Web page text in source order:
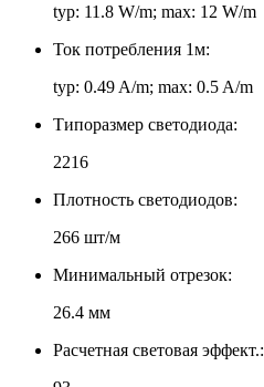
typ: 11.8 W/m; max: 12 W/m
Ток потребления 1м:
typ: 0.49 A/m; max: 0.5 A/m
Типоразмер светодиода:
2216
Плотность светодиодов:
266 шт/м
Минимальный отрезок:
26.4 мм
Расчетная световая эффект.: